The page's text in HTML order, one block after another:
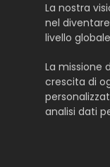
La nostra
nel
livello
La missione
crescita di
analisi dati